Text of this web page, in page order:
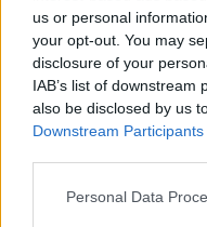
us or personal
your opt-out. You may
disclosure of your
IAB’s list of
also be disclosed by us
Downstream Participants
Please note that this
Personal Data
PP Center Üzleti Központ•
A PP Center Üzleti
meghirdetett
Pályázaton újabb
műtermeket. Benkő
2011 Magyar